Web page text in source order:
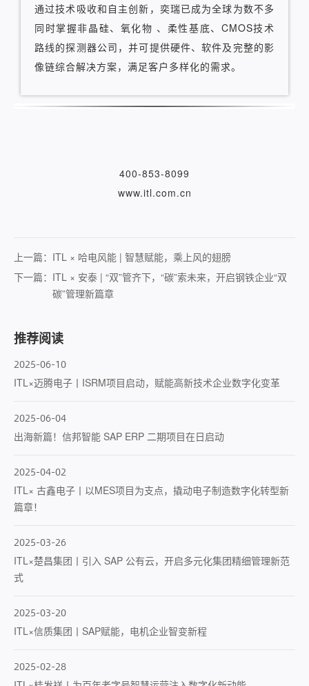
通过技术吸收和自主创新，奕瑞已成为全球为数不多
同时掌握非晶硅、氧化物 、柔性基底、CMOS技术
路线的探测器公司，并可提供硬件、软件及完整的影
像链综合解决方案，满足客户多样化的需求。
400-853-8099
www.itl.com.cn
上一篇： ITL × 哈电风能 | 智慧赋能，乘上风的翅膀
下一篇： ITL × 安泰 | “双”管齐下，“碳”索未来，开启钢铁企业“双
碳”管理新篇章
推荐阅读
2025-06-10
ITL×迈腾电子丨ISRM项目启动，赋能高新技术企业数字化变革
2025-06-04
出海新篇！信邦智能 SAP ERP 二期项目在日启动
2025-04-02
ITL× 古鑫电子丨以MES项目为支点，撬动电子制造数字化转型新
篇章！
2025-03-26
ITL×楚昌集团丨引入 SAP 公有云，开启多元化集团精细管理新范
式
2025-03-20
ITL×信质集团丨SAP赋能，电机企业智变新程
2025-02-28